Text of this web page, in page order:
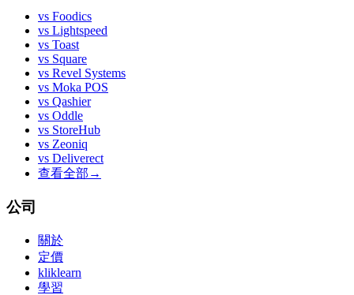
vs Foodics
vs Lightspeed
vs Toast
vs Square
vs Revel Systems
vs Moka POS
vs Qashier
vs Oddle
vs StoreHub
vs Zeoniq
vs Deliverect
查看全部 →
公司
關於
定價
kliklearn
學習